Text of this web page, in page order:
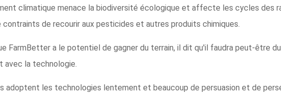
climatique menace la biodiversité écologique et affecte les cycles des
de recourir aux pesticides et autres produits chimiques.
FarmBetter a le potentiel de gagner du terrain, il dit qu'il faudra peut-être
avec la technologie.
adoptent les technologies lentement et beaucoup de persuasion et de